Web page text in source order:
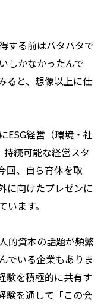
する前はバタバタで
しかなかったんで
ると、想像以上に仕
ESG経営（環境・社
続可能な経営スタ
回、自ら育休を取
に向けたプレゼンに
ます。
的資本の話題が頻繁
でいる企業もありま
験を積極的に共有す
験を通して「この会